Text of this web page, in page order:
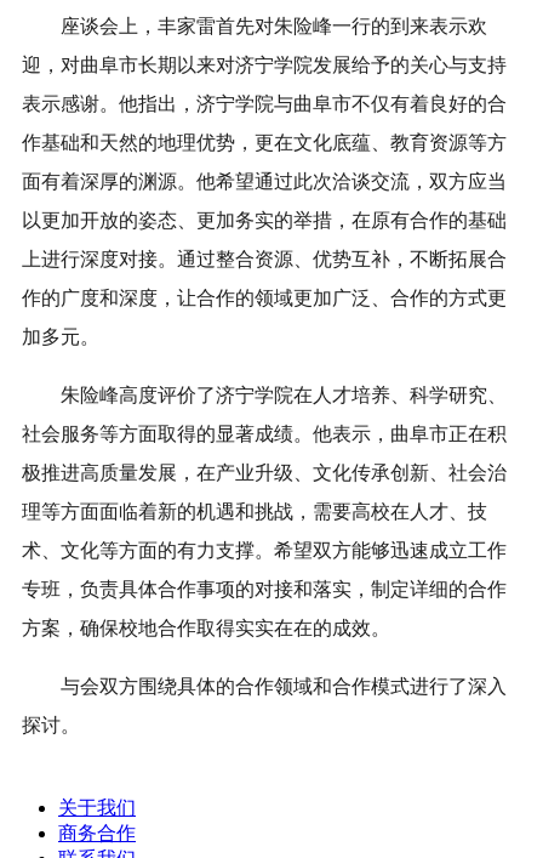
座谈会上，丰家雷首先对朱险峰一行的到来表示欢
迎，对曲阜市长期以来对济宁学院发展给予的关心与支持
表示感谢。他指出，济宁学院与曲阜市不仅有着良好的合
作基础和天然的地理优势，更在文化底蕴、教育资源等方
面有着深厚的渊源。他希望通过此次洽谈交流，双方应当
以更加开放的姿态、更加务实的举措，在原有合作的基础
上进行深度对接。通过整合资源、优势互补，不断拓展合
作的广度和深度，让合作的领域更加广泛、合作的方式更
加多元。
朱险峰高度评价了济宁学院在人才培养、科学研究、
社会服务等方面取得的显著成绩。他表示，曲阜市正在积
极推进高质量发展，在产业升级、文化传承创新、社会治
理等方面面临着新的机遇和挑战，需要高校在人才、技
术、文化等方面的有力支撑。希望双方能够迅速成立工作
专班，负责具体合作事项的对接和落实，制定详细的合作
方案，确保校地合作取得实实在在的成效。
与会双方围绕具体的合作领域和合作模式进行了深入
探讨。
关于我们
商务合作